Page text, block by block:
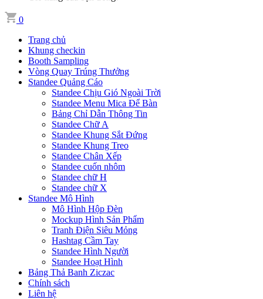
0
Trang chủ
Khung checkin
Booth Sampling
Vòng Quay Trúng Thưởng
Standee Quảng Cáo
Standee Chịu Gió Ngoài Trời
Standee Menu Mica Để Bàn
Bảng Chỉ Dẫn Thông Tin
Standee Chữ A
Standee Khung Sắt Đứng
Standee Khung Treo
Standee Chân Xếp
Standee cuốn nhôm
Standee chữ H
Standee chữ X
Standee Mô Hình
Mô Hình Hộp Đèn
Mockup Hình Sản Phẩm
Tranh Điện Siêu Mỏng
Hashtag Cầm Tay
Standee Hình Người
Standee Hoạt Hình
Bảng Thả Banh Ziczac
Chính sách
Liên hệ